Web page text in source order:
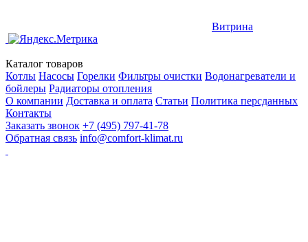
Витрина
Каталог товаров
Котлы Насосы Горелки Фильтры очистки Водонагреватели и
бойлеры Радиаторы отопления
О компании Доставка и оплата Статьи Политика персданных
Контакты
Заказать звонок +7 (495) 797-41-78
Обратная связь info@comfort-klimat.ru